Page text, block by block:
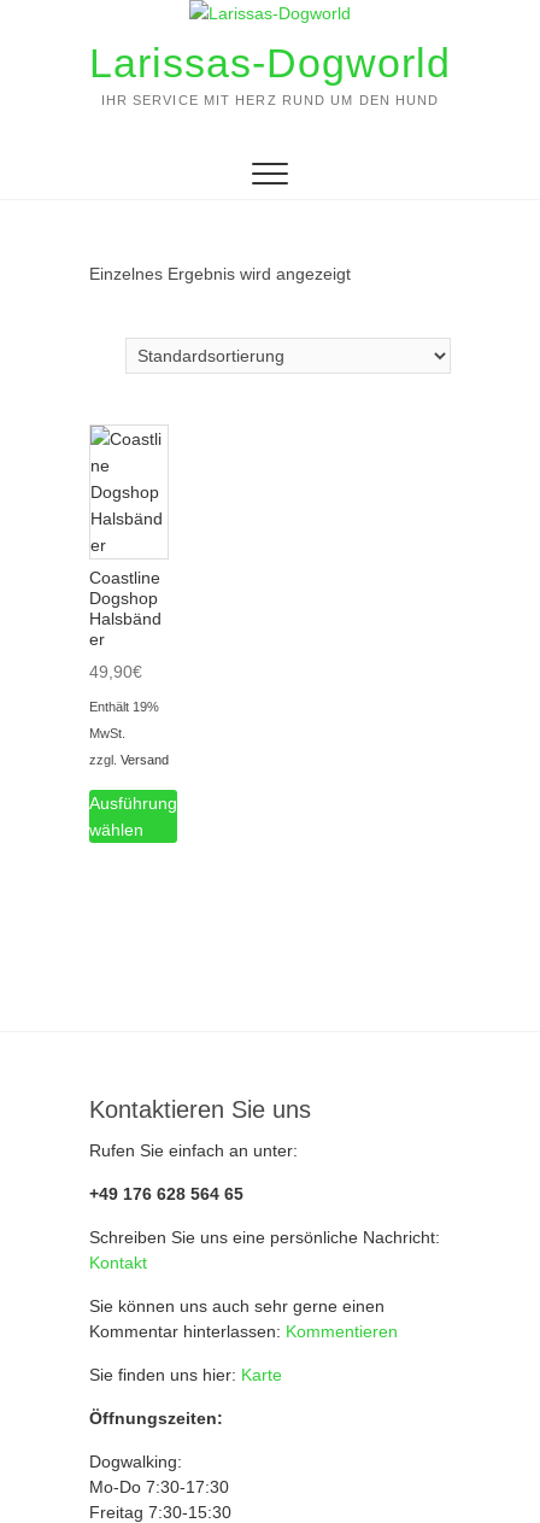
Larissas-Dogworld
IHR SERVICE MIT HERZ RUND UM DEN HUND
Einzelnes Ergebnis wird angezeigt
Coastline
Dogshop
Halsbänd
er
49,90€
Enthält 19%
MwSt.
zzgl. Versand
Ausführung
wählen
der
Produktseite
werden
Kontaktieren Sie uns
Rufen Sie einfach an unter:
+49 176 628 564 65
Schreiben Sie uns eine persönliche Nachricht:
Kontakt
Sie können uns auch sehr gerne einen
Kommentar hinterlassen: Kommentieren
Sie finden uns hier: Karte
Öffnungszeiten:
Dogwalking:
Mo-Do 7:30-17:30
Freitag 7:30-15:30